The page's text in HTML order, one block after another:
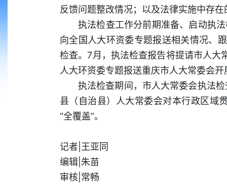
反馈问题整改情况；以及法律实施中存
执法检查工作分前期准备、启动执
向全国人大环资委专题报送相关情况、
检查。7月，执法检查报告将提请市人大
人大环资委专题报送重庆市人大常委会
执法检查期间，市人大常委会执法
县（自治县）人大常委会对本行政区域
“全覆盖”。
记者|王亚同
编辑|朱苗
审核|常畅